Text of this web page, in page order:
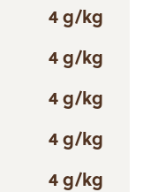
4 g/kg
4 g/kg
4 g/kg
4 g/kg
4 g/kg